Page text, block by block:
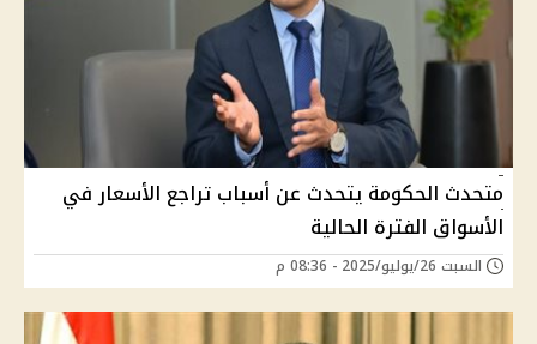
متحدث الحكومة يتحدث عن أسباب تراجع الأسعار في
الأسواق الفترة الحالية
السبت 26/يوليو/2025 - 08:36 م